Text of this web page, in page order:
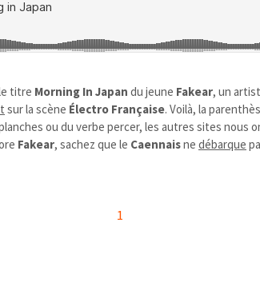
titre Morning In Japan du jeune Fakear, un
sur la scène Électro Française. Voilà, la
ou du verbe percer, les autres sites nous
Fakear, sachez que le Caennaisnedébarque
1